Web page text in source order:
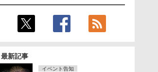
最新記事
イベント告知